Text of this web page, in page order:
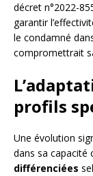
décret n°2022-
garantir
le condamné
compromettrait
profils
Une évolution
dans sa capacité
différenciées